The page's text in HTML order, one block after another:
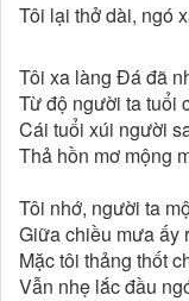
Tôi lại thở dài, ngó
Tôi xa làng Đá đã
Từ độ người ta tuổi
Cái tuổi xúi người
Thả hồn mơ mộng
Tôi nhớ, người ta
Giữa chiều mưa ấy
Mặc tôi thảng thốt
Vẫn nhẹ lắc đầu